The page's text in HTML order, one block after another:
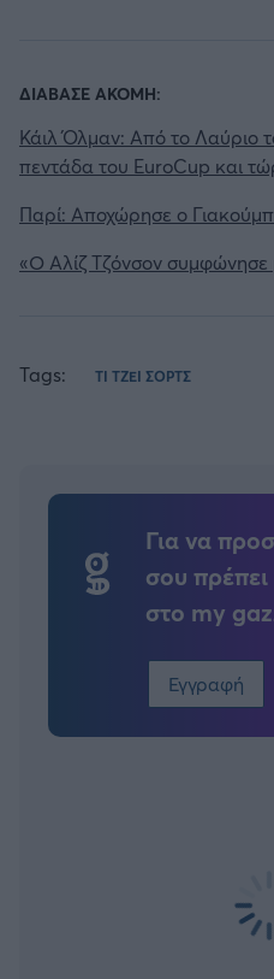
ΔΙΑΒΑΣΕ ΑΚΟΜΗ:
Κάιλ Όλμαν: Από το Λαύριο
πεντάδα του EuroCup και
Παρί: Αποχώρησε ο
«Ο Αλίζ Τζόνσον συμφώνησε
Tags: ΤΙ ΤΖΕΙ ΣΟΡΤΣ
Για να
σου
στο my
Εγγραφή